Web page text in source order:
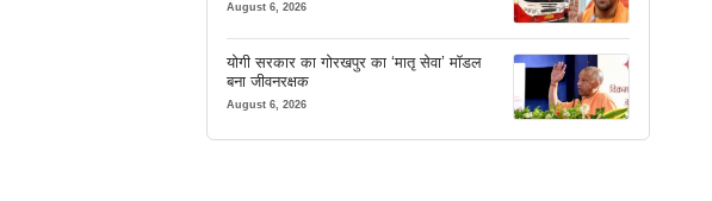
August 6, 2026
योगी सरकार का गोरखपुर का ‘मातृ सेवा’ मॉडल
बना जीवनरक्षक
August 6, 2026